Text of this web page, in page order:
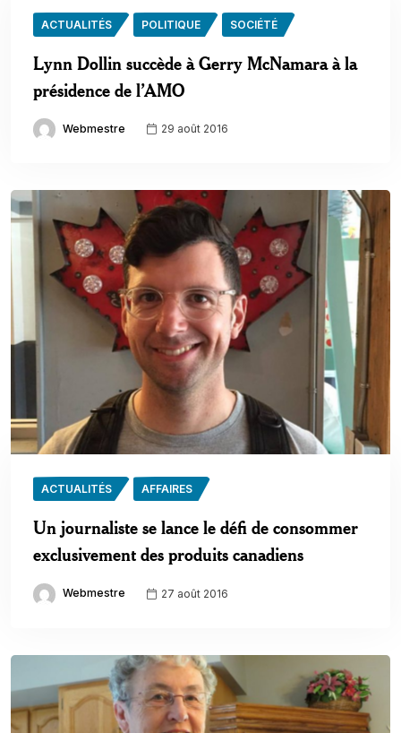
ACTUALITÉS POLITIQUE SOCIÉTÉ
Lynn Dollin succède à Gerry McNamara à la
présidence de l’AMO
Webmestre 29 août 2016
ACTUALITÉS AFFAIRES
Un journaliste se lance le défi de consommer
exclusivement des produits canadiens
Webmestre 27 août 2016